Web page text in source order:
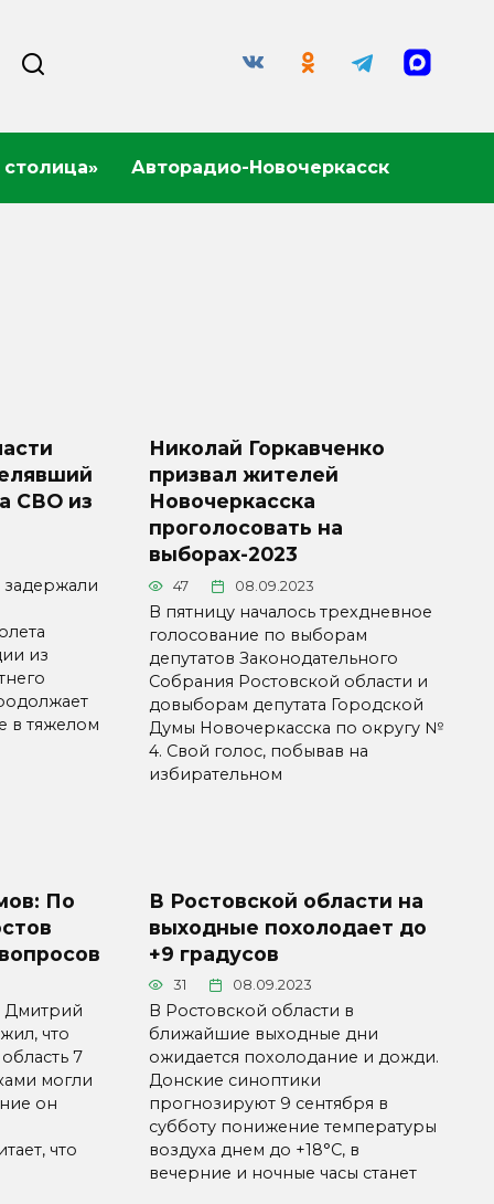
Авторадио-Новочеркасск
СВО из
задержали
из
в тяжелом
Николай Горкавченко
призвал жителей
Новочеркасска
проголосовать на
выборах-2023
47 08.09.2023
В пятницу началось трехдневное
голосование по выборам
депутатов Законодательного
Собрания Ростовской области и
довыборам депутата Городской
Думы Новочеркасска по округу №
4. Свой голос, побывав на
избирательном
По
Дмитрий
что
7
могли
он
что
В Ростовской области на
выходные похолодает до
+9 градусов
31 08.09.2023
В Ростовской области в
ближайшие выходные дни
ожидается похолодание и дожди.
Донские синоптики
прогнозируют 9 сентября в
субботу понижение температуры
воздуха днем до +18°C, в
вечерние и ночные часы станет